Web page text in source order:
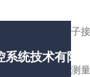
检
仪
子
质
质
测
系统技术有限